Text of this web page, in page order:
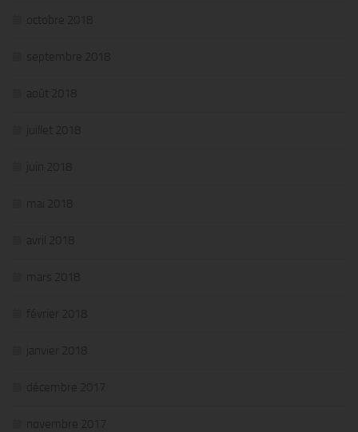
octobre 2018
septembre 2018
août 2018
juillet 2018
juin 2018
mai 2018
avril 2018
mars 2018
février 2018
janvier 2018
décembre 2017
novembre 2017